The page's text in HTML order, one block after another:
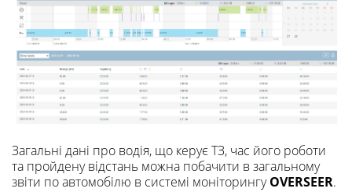
Загальні дані про водія, що керує ТЗ, час його роботи
та пройдену відстань можна побачити в загальному
звіти по автомобілю в системі моніторингуOVERSEER.